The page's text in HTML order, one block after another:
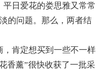
日爱花的娄思雅又常常
的问题。那么，两者结
肯定想买到一些不一样
香薰”很快收获了一批采